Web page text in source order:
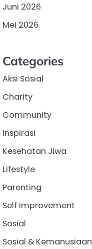
Juni 2026
Mei 2026
Categories
Aksi Sosial
Charity
Community
Inspirasi
Kesehatan Jiwa
Lifestyle
Parenting
Self Improvement
Sosial
Sosial & Kemanusiaan